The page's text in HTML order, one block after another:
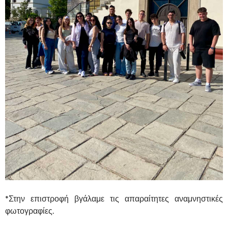
*Στην επιστροφή βγάλαμε τις απαραίτητες αναμνηστικές
φωτογραφίες.